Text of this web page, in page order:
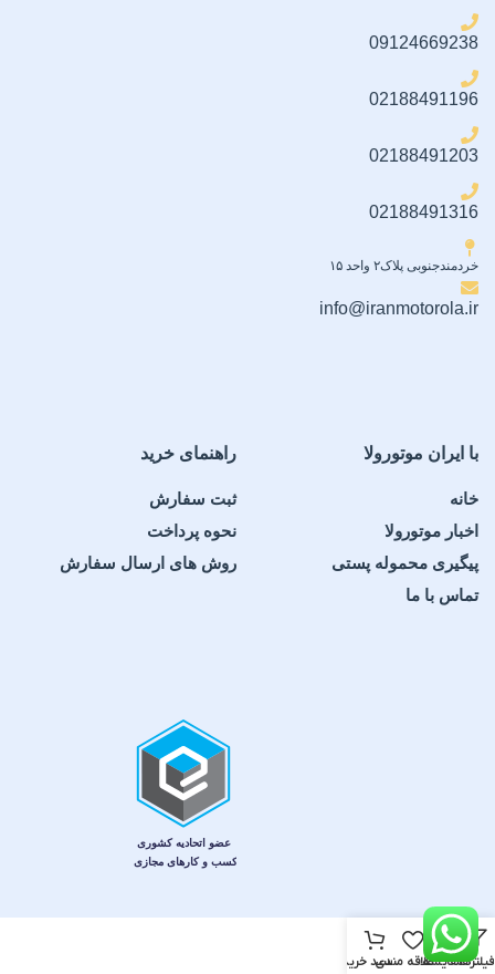
09124669238
02188491196
02188491203
02188491316
خردمندجنوبی پلاک۲ واحد ۱۵
info@iranmotorola.ir
با ایران موتورولا
خانه
اخبار موتورولا
پیگیری محموله پستی
تماس با ما
راهنمای خرید
ثبت سفارش
نحوه پرداخت
روش های ارسال سفارش
فیلترهامقایسهعلاقه مندیسبد خرید